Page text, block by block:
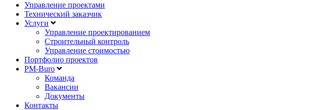
Управление проектами
Технический заказчик
Услуги
Управление проектированием
Строительный контроль
Управление стоимостью
Портфолио проектов
PM-Buro
Команда
Вакансии
Документы
Контакты